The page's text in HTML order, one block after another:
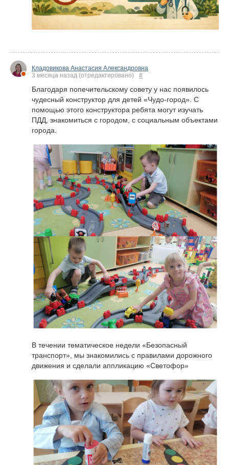
Кладовикова Анастасия Александровна
3 месяца назад (отредактировано) #
Благодаря попечительскому совету у нас появилось
чудесный конструктор для детей «Чудо-город». С
помощью этого конструктора ребята могут изучать
ПДД, знакомиться с городом, с социальным объектами
города.
В течении тематическое недели «Безопасный
транспорт», мы знакомились с правилами дорожного
движения и сделали аппликацию «Светофор»